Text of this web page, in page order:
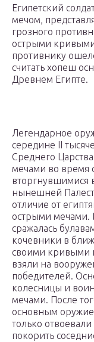
Египетский
мечом,
грозного
острыми
противнику
считать хопеш
Древнем Египте.
Легендарное
середине II
Среднего
мечами во время
вторгнувшимися
нынешней
отличие от
острыми мечами.
сражалась
кочевники в
своими кривыми
взяли на
победителей.
колесницы и
мечами. После
основным
только
покорить